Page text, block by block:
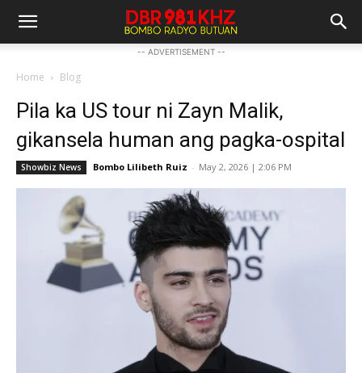
-- ADVERTISEMENT --
Home Blog
Pila ka US tour ni Zayn Malik,
gikansela human ang pagka-ospital
Showbiz News Bombo Lilibeth Ruiz - May 2, 2026 | 2:06 PM